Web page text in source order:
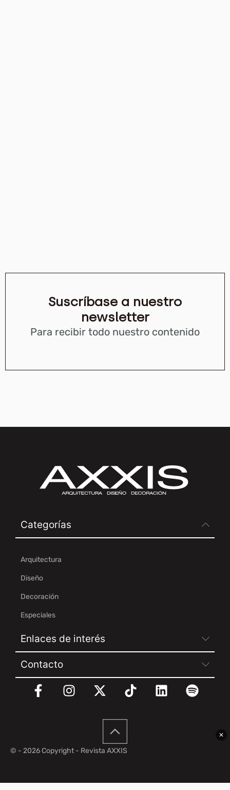
Suscríbase a nuestro
newsletter
Para recibir todo nuestro contenido
✕
Categorías
Arquitectura
Diseño
Decoración
Especiales
Enlaces de interés
Contacto
© - 2026 Copyright - Revista AXXIS